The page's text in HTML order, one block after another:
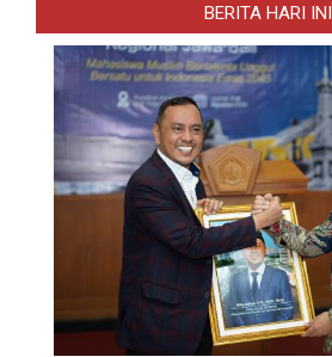
BERITA HARI INI